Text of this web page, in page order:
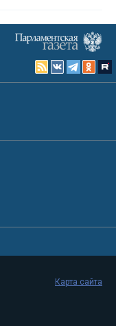
Карта сайта